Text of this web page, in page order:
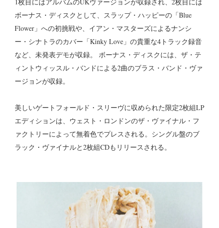
1枚目にはアルバムのUKヴァージョンが収録され、2枚目には
ボーナス・ディスクとして、スラップ・ハッピーの「Blue
Flower」への初挑戦や、イアン・マスターズによるナンシ
ー・シナトラのカバー「Kinky Love」の貴重な4トラック録音
など、未発表デモが収録。 ボーナス・ディスクには、ザ・テ
ィントウィッスル・バンドによる2曲のブラス・バンド・ヴァ
ージョンが収録。
美しいゲートフォールド・スリーヴに収められた限定2枚組LP
エディションは、ウェスト・ロンドンのザ・ヴァイナル・フ
ァクトリーによって無着色でプレスされる。シングル盤のブ
ラック・ヴァイナルと2枚組CDもリリースされる。